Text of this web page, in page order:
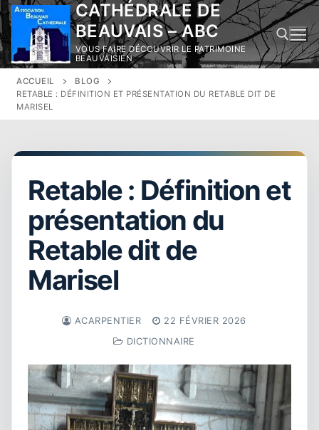
Aller
au
contenu
CATHÉDRALE DE
BEAUVAIS – ABC
VOUS FAIRE DÉCOUVRIR LE PATRIMOINE
BEAUVAISIEN
Rechercher :
ACCUEIL
BLOG
RETABLE : DÉFINITION ET PRÉSENTATION DU RETABLE DIT DE
MARISEL
Retable : Définition et
présentation du
Retable dit de
Marisel
ACARPENTIER
22 FÉVRIER 2026
DICTIONNAIRE